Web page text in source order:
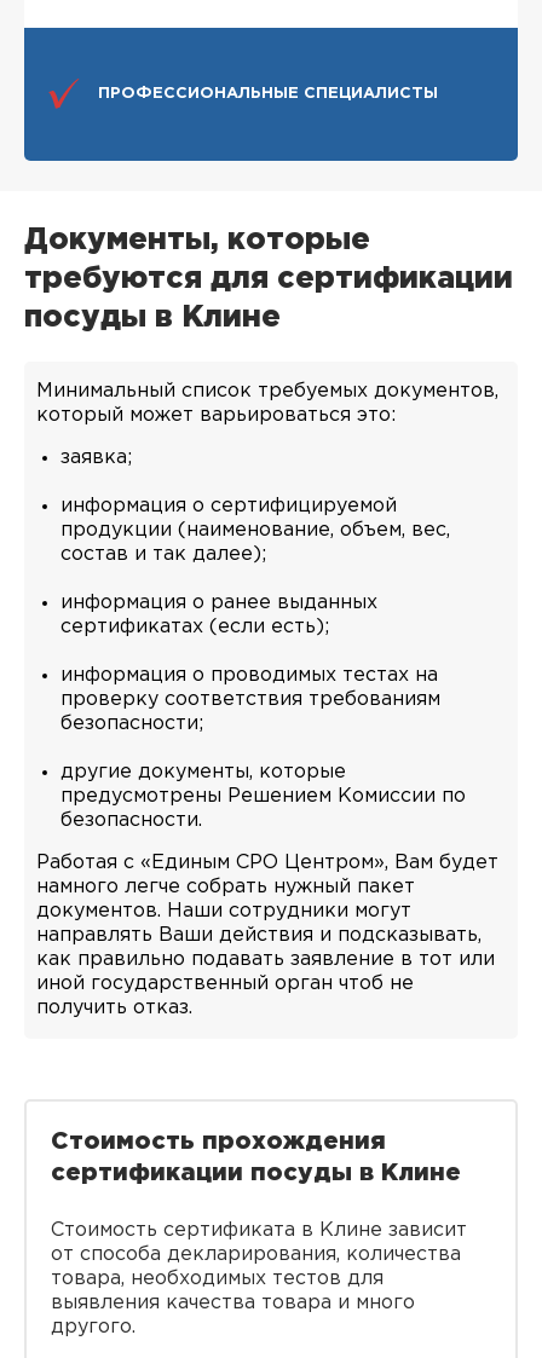
ПРОФЕССИОНАЛЬНЫЕ СПЕЦИАЛИСТЫ
Документы, которые
требуются для сертификации
посуды в Клине
Минимальный список требуемых документов,
который может варьироваться это:
заявка;
информация о сертифицируемой
продукции (наименование, объем, вес,
состав и так далее);
информация о ранее выданных
сертификатах (если есть);
информация о проводимых тестах на
проверку соответствия требованиям
безопасности;
другие документы, которые
предусмотрены Решением Комиссии по
безопасности.
Работая с «Единым СРО Центром», Вам будет
намного легче собрать нужный пакет
документов. Наши сотрудники могут
направлять Ваши действия и подсказывать,
как правильно подавать заявление в тот или
иной государственный орган чтоб не
получить отказ.
Стоимость прохождения
сертификации посуды в Клине
Стоимость сертификата в Клине зависит
от способа декларирования, количества
товара, необходимых тестов для
выявления качества товара и много
другого.